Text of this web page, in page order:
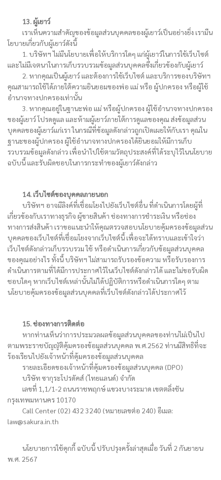
13. ผู้เยาว์
เราเห็นความสำคัญของข้อมูลส่วนบุคคลของผู้เยาว์เป็นอย่างยิ่ง เรามีน
โยบายเกี่ยวกับผู้เยาว์ดังนี้
1. บริษัทฯ ไม่มีนโยบายเพื่อให้บริการใดๆ แก่ผู้เยาว์ในการใช้เว็บไซต์
และไม่มีเจตนาในการเก็บรวบรวมข้อมูลส่วนบุคคลซึ่งเกี่ยวข้องกับผู้เยาว์
2. หากคุณเป็นผู้เยาว์ และต้องการใช้เว็บไซต์ และบริการของบริษัทฯ
คุณสามารถใช้ได้ภายใต้ความยินยอมของพ่อ แม่ หรือ ผู้ปกครอง หรือผู้ใช้
อำนาจทางปกครองเท่านั้น
3. หากคุณอยู่ในฐานะพ่อ แม่ หรือผู้ปกครอง ผู้ใช้อำนาจทางปกครอง
ของผู้เยาว์ โปรดดูแล และห้ามผู้เยาว์ภายใต้การดูแลของคุณ ส่งข้อมูลส่วน
บุคคลของผู้เยาว์แก่เรา ในกรณีที่ข้อมูลดังกล่าวถูกเปิดเผยให้กับเรา คุณใน
ฐานะของผู้ปกครอง ผู้ใช้อำนาจทางปกครองได้ยินยอมให้มีการเก็บ
รวบรวมข้อมูลดังกล่าว เพื่อนำไปใช้ตามวัตถุประสงค์ที่ได้ระบุไว้ในนโยบาย
ฉบับนี้ และรับผิดชอบในการกระทำของผู้เยาว์ดังกล่าว
14. เว็บไซต์ของบุคคลภายนอก
บริษัทฯ อาจมีลิงค์ที่เชื่อมโยงไปยังเว็บไซต์อื่น ที่ดำเนินการโดยผู้ที่
เกี่ยวข้องกับเราทางธุรกิจ ผู้ขายสินค้า ช่องทางการชำระเงิน หรือช่อง
ทางการส่งสินค้า เราขอแนะนำให้คุณตรวจสอบนโยบายคุ้มครองข้อมูลส่วน
บุคคลของเว็บไซต์ที่เชื่อมโยงจากเว็บไซต์นี้ เพื่อจะได้ทราบและเข้าใจว่า
เว็บไซต์ดังกล่าวเก็บรวบรวม ใช้ หรือดำเนินการเกี่ยวกับข้อมูลส่วนบุคคล
ของคุณอย่างไร ทั้งนี้ บริษัทฯ ไม่สามารถรับรองข้อความ หรือรับรองการ
ดำเนินการตามที่ได้มีการประกาศไว้ในเว็บไซต์ดังกล่าวได้ และไม่ขอรับผิด
ชอบใดๆ หากเว็บไซต์เหล่านั้นไม่ได้ปฏิบัติการหรือดำเนินการใดๆ ตาม
นโยบายคุ้มครองข้อมูลส่วนบุคคลที่เว็บไซต์ดังกล่าวได้ประกาศไว้
15. ช่องทางการติดต่อ
หากท่านเห็นว่าการประมวลผลข้อมูลส่วนบุคคลของท่านไม่เป็นไป
ตามพระราชบัญญัติคุ้มครองข้อมูลส่วนบุคคล พ.ศ.2562 ท่านมีสิทธิที่จะ
ร้องเรียนไปยังเจ้าหน้าที่คุ้มครองข้อมูลส่วนบุคคล
รายละเอียดของเจ้าหน้าที่คุ้มครองข้อมูลส่วนบุคคล (DPO)
บริษัท ซากุระโปรดัคส์ (ไทยแลนด์) จำกัด
เลขที่ 1,1/1-2 ถนนราชพฤกษ์ แขวงบางระมาด เขตตลิ่งชัน
กรุงเทพมหานคร 10170
Call Center (02) 432 3240 (หมายเลขต่อ 240) อีเมล:
law@sakura.in.th
นโยบายการใช้คุกกี้ ฉบับนี้ ปรับปรุงครั้งล่าสุดเมื่อ วันที่ 2 กันยายน
พ.ศ. 2567